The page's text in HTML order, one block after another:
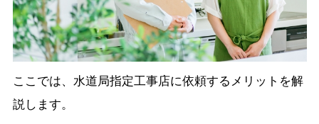
ここでは、水道局指定工事店に依頼するメリットを解
説します。